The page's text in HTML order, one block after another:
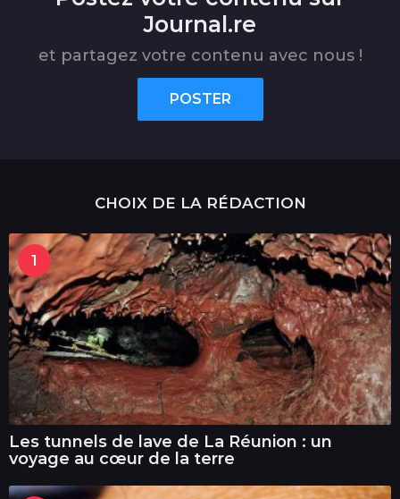
Journal.re
et partagez votre contenu avec nous !
POSTER
CHOIX DE LA RÉDACTION
1
Les tunnels de lave de La Réunion : un
voyage au cœur de la terre